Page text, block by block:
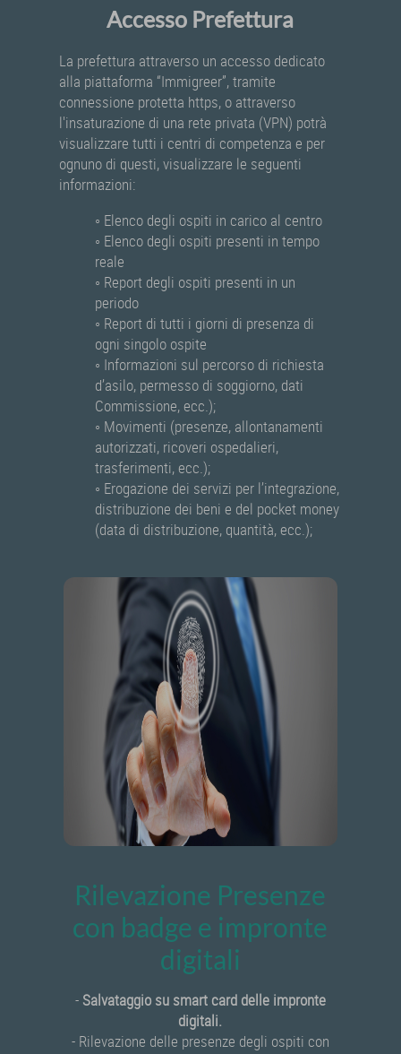
Accesso Prefettura
La prefettura attraverso un accesso dedicato
alla piattaforma “Immigreer”, tramite
connessione protetta https, o attraverso
l'insaturazione di una rete privata (VPN) potrà
visualizzare tutti i centri di competenza e per
ognuno di questi, visualizzare le seguenti
informazioni:
◦ Elenco degli ospiti in carico al centro
◦ Elenco degli ospiti presenti in tempo
reale
◦ Report degli ospiti presenti in un
periodo
◦ Report di tutti i giorni di presenza di
ogni singolo ospite
◦ Informazioni sul percorso di richiesta
d’asilo, permesso di soggiorno, dati
Commissione, ecc.);
◦ Movimenti (presenze, allontanamenti
autorizzati, ricoveri ospedalieri,
trasferimenti, ecc.);
◦ Erogazione dei servizi per l’integrazione,
distribuzione dei beni e del pocket money
(data di distribuzione, quantità, ecc.);
Rilevazione Presenze
con badge e impronte
digitali
- Salvataggio su smart card delle impronte
digitali.
- Rilevazione delle presenze degli ospiti con